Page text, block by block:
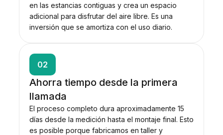
en las estancias contiguas y crea un espacio
adicional para disfrutar del aire libre. Es una
inversión que se amortiza con el uso diario.
02
Ahorra tiempo desde la primera
llamada
El proceso completo dura aproximadamente 15
días desde la medición hasta el montaje final. Esto
es posible porque fabricamos en taller y